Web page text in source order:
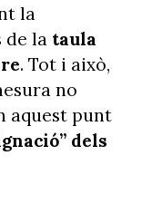
la
de la taula
. Tot i això,
no
aquest punt
dels